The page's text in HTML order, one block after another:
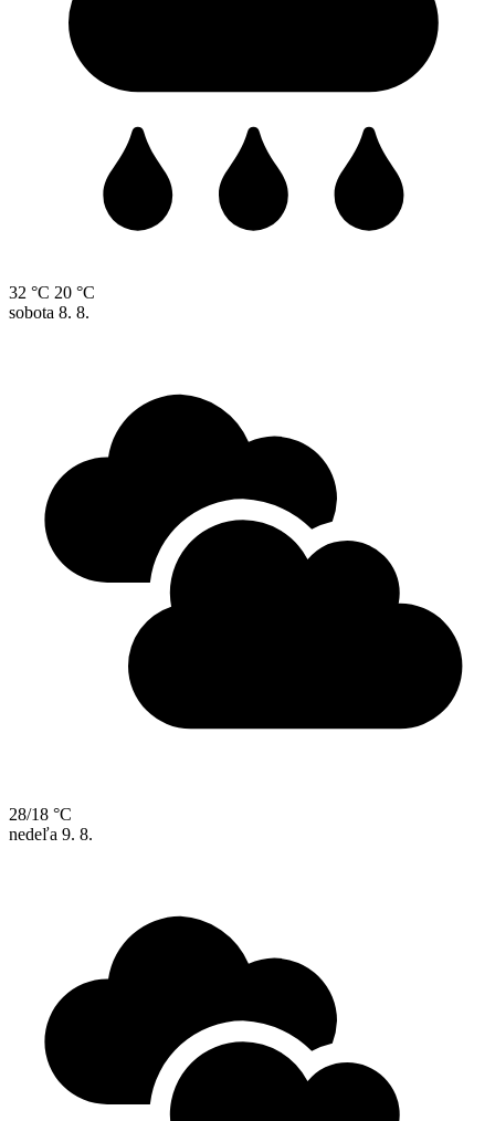
32 °C 20 °C
sobota 8. 8.
28/18 °C
nedeľa 9. 8.